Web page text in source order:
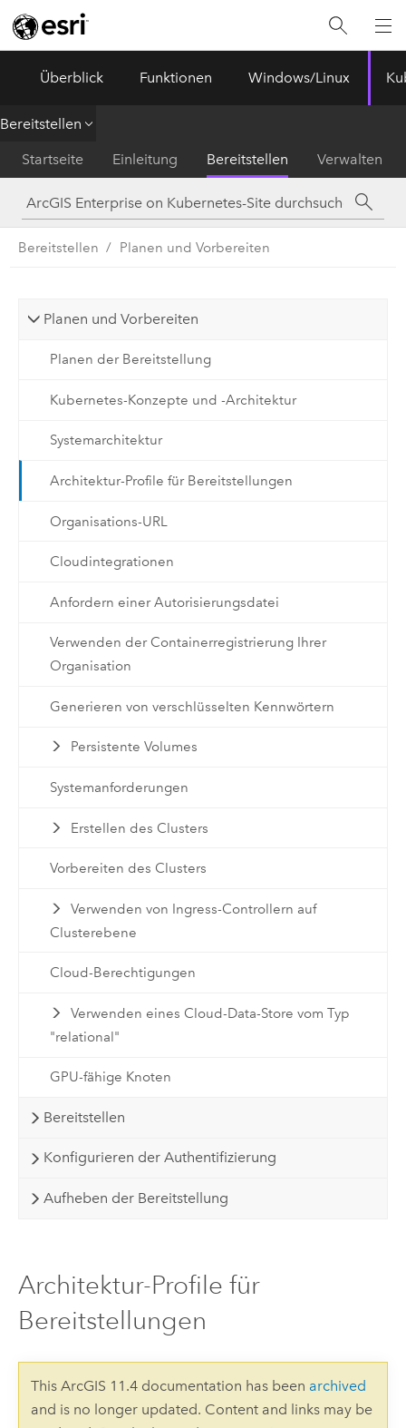
ArcGIS Enterprise Menu
Überblick Funktionen Windows/Linux
Bereitstellen
Startseite Einleitung Bereitstellen Verwalten
Bereitstellen Planen und Vorbereiten
Planen und Vorbereiten
Planen der Bereitstellung
Kubernetes-Konzepte und -Architektur
Systemarchitektur
Architektur-Profile für Bereitstellungen
Organisations-URL
Cloudintegrationen
Anfordern einer Autorisierungsdatei
Verwenden der Containerregistrierung Ihrer
Organisation
Generieren von verschlüsselten Kennwörtern
Persistente Volumes
Systemanforderungen
Erstellen des Clusters
Vorbereiten des Clusters
Verwenden von Ingress-Controllern auf
Clusterebene
Cloud-Berechtigungen
Verwenden eines Cloud-Data-Store vom Typ
"relational"
GPU-fähige Knoten
Bereitstellen
Konfigurieren der Authentifizierung
Aufheben der Bereitstellung
Architektur-Profile für
Bereitstellungen
This ArcGIS 11.4 documentation has been archived
and is no longer updated. Content and links may be